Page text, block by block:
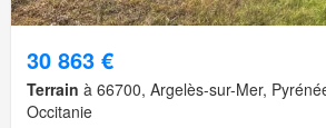
30 863 €
Terrain à 66700, Argelès-sur-Mer,
Occitanie